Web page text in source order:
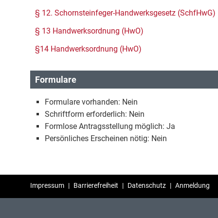
§ 12. Schornsteinfeger-Handwerksgesetz (SchfHwG)
§ 13 Handwerksordnung (HwO)
§14 Handwerksordnung (HwO)
Formulare
Formulare vorhanden: Nein
Schriftform erforderlich: Nein
Formlose Antragsstellung möglich: Ja
Persönliches Erscheinen nötig: Nein
Impressum | Barrierefreiheit | Datenschutz | Anmeldung